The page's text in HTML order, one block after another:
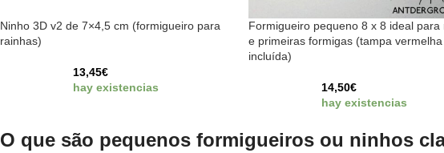
Ninho 3D v2 de 7×4,5 cm (formigueiro para
rainhas)
13,45€
hay existencias
Formigueiro pequeno 8 x 8 ideal para
e primeiras formigas (tampa vermelha
incluída)
14,50€
hay existencias
O que são pequenos formigueiros ou ninhos